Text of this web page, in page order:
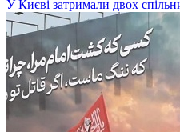
​У Києві затримали двох